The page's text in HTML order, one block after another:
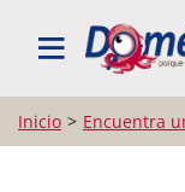
BUSCAR
Inicio Encuentra